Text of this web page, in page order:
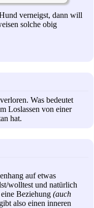
verneigst, dann will
solche obig
Was bedeutet
Loslassen von einer
hat.
auf etwas
wolltest und natürlich
Beziehung (auch
also einen inneren